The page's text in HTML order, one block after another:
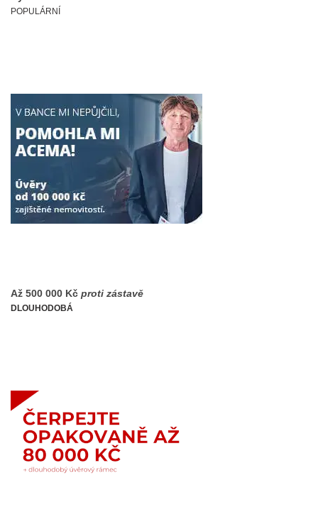
POPULÁRNÍ
Až 500 000 Kč proti zástavě
DLOUHODOBÁ